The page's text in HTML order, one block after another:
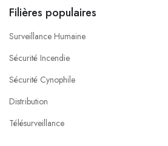
Filières populaires
Surveillance Humaine
Sécurité Incendie
Sécurité Cynophile
Distribution
Télésurveillance